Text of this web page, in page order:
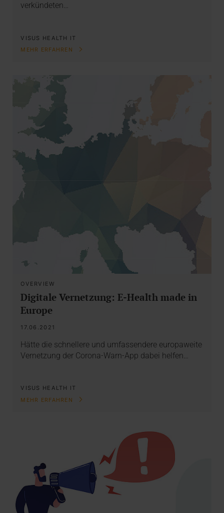
verkündeten…
VISUS HEALTH IT
MEHR ERFAHREN
OVERVIEW
Digitale Vernetzung: E-Health made in
Europe
17.06.2021
Hätte die schnellere und umfassendere europaweite
Vernetzung der Corona-Warn-App dabei helfen…
VISUS HEALTH IT
MEHR ERFAHREN